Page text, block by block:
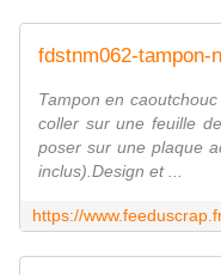
Tampon en
coller sur une feuille
poser sur une plaque
inclus).Design et ...